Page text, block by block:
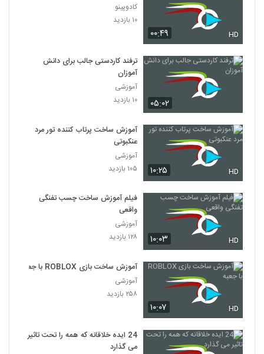
۰۰:۴۹ HD
کادوپینو
۱۰ بازدید
۰۵:۰۲
ترفند کاردستی جالب برای دانش
آموزان
آموزشی
۱۰ بازدید
۱۰:۲۵ HD
آموزش ساخت پرتاب کننده تور مرد
عنکبوتی
آموزشی
۱۰۵ بازدید
۱۰:۰۳ HD
فیلم آموزش ساخت چسب تفنگی
واقعی
آموزشی
۱۲۸ بازدید
۱۰:۰۷ HD
آموزش ساخت بازی ROBLOX با جعبه
آموزشی
۲۵۸ بازدید
24 ایده خلاقانه که همه را تحت تاثیر
می گذارد